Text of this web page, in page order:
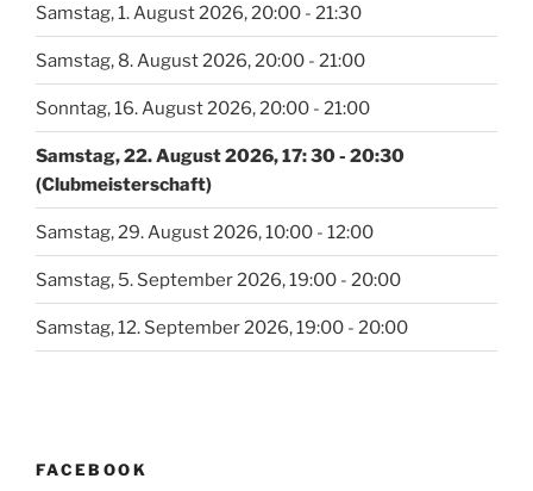
Samstag, 1. August 2026, 20:00 - 21:30
Samstag, 8. August 2026, 20:00 - 21:00
Sonntag, 16. August 2026, 20:00 - 21:00
Samstag, 22. August 2026, 17: 30 - 20:30
(Clubmeisterschaft)
Samstag, 29. August 2026, 10:00 - 12:00
Samstag, 5. September 2026, 19:00 - 20:00
Samstag, 12. September 2026, 19:00 - 20:00
FACEBOOK